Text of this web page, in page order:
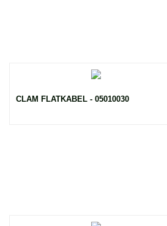
CLAM FLATKABEL - 05010030